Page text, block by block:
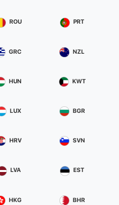
ROU PRT
GRC NZL
HUN KWT
LUX BGR
HRV SVN
LVA EST
HKG BHR